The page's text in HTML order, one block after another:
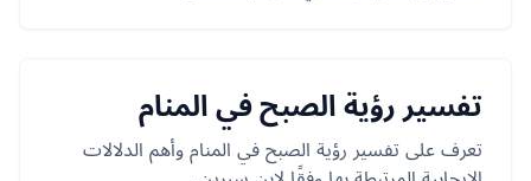
تفسير رؤية الصبح في المنام
تعرف على تفسير رؤية الصبح في المنام وأهم الدلالات